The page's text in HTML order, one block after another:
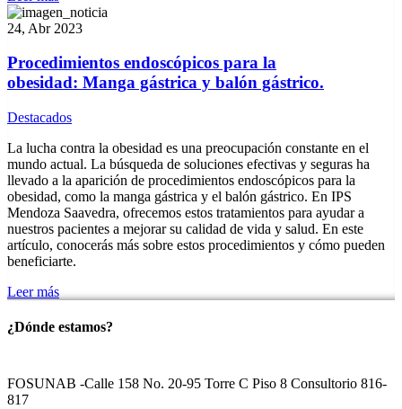
24, Abr 2023
Procedimientos endoscópicos para la
obesidad: Manga gástrica y balón gástrico.
Destacados
La lucha contra la obesidad es una preocupación constante en el
mundo actual. La búsqueda de soluciones efectivas y seguras ha
llevado a la aparición de procedimientos endoscópicos para la
obesidad, como la manga gástrica y el balón gástrico. En IPS
Mendoza Saavedra, ofrecemos estos tratamientos para ayudar a
nuestros pacientes a mejorar su calidad de vida y salud. En este
artículo, conocerás más sobre estos procedimientos y cómo pueden
beneficiarte.
Leer más
¿Dónde estamos?
FOSUNAB -Calle 158 No. 20-95 Torre C Piso 8 Consultorio 816-
817